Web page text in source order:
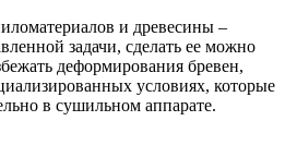
и древесины –
задачи, сделать ее можно
деформирования бревен,
условиях, которые
в сушильном аппарате.